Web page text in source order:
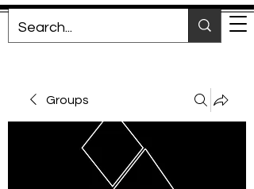
Groups